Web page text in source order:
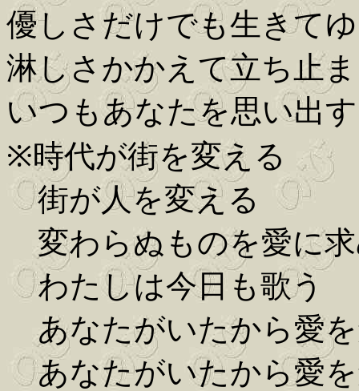
優しさだけでも生きて
淋しさかかえて立ち止
いつもあなたを思い出す
※時代が街を変える
街が人を変える
変わらぬものを愛に
わたしは今日も歌う
あなたがいたから愛
あなたがいたから愛